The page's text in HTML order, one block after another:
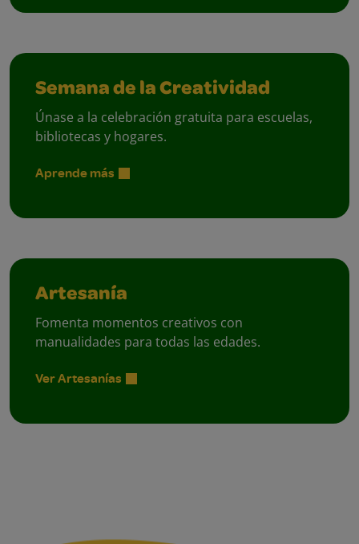
Semana de la Creatividad
Únase a la celebración gratuita para escuelas,
bibliotecas y hogares.
Aprende más
Artesanía
Fomenta momentos creativos con
manualidades para todas las edades.
Ver Artesanías